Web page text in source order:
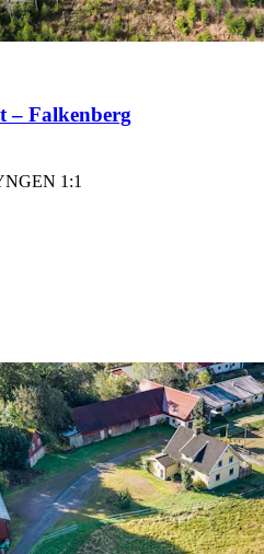
– Falkenberg
1:1